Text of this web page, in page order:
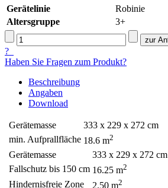
Gerätelinie
Robinie
Altersgruppe
3+
?
Haben Sie Fragen zum Produkt?
Beschreibung
Angaben
Download
Gerätemasse
333 x 229 x 272 cm
min. Aufprallfläche 18.6 m2
Gerätemasse
333 x 229 x 272 cm
Fallschutz bis 150 cm 16.25 m2
Hindernisfreie Zone 2.50 m2